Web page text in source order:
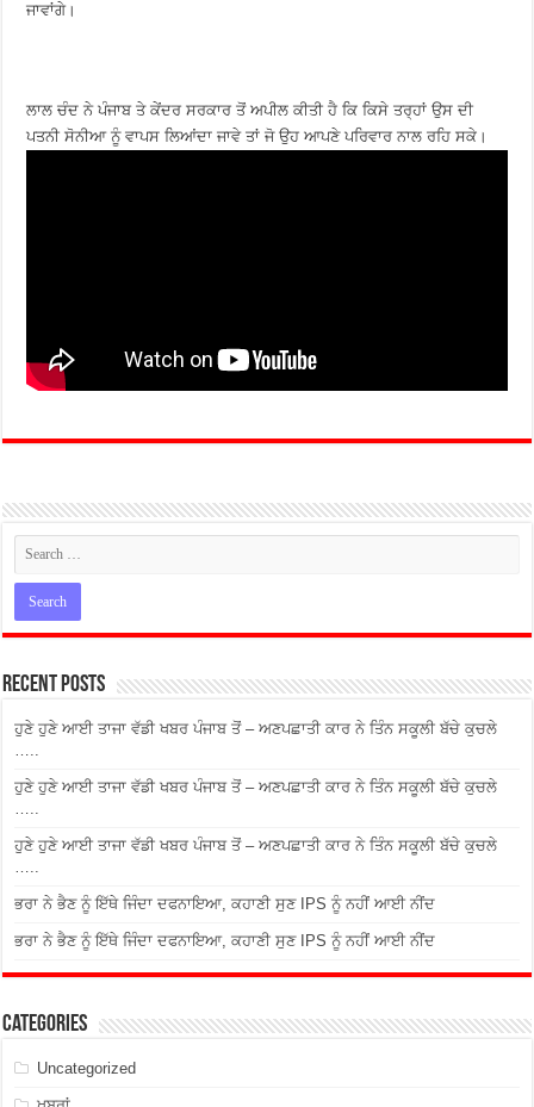
ਜਾਵਾਂਗੇ।
ਲਾਲ ਚੰਦ ਨੇ ਪੰਜਾਬ ਤੇ ਕੇਂਦਰ ਸਰਕਾਰ ਤੋਂ ਅਪੀਲ ਕੀਤੀ ਹੈ ਕਿ ਕਿਸੇ ਤਰ੍ਹਾਂ ਉਸ ਦੀ
ਪਤਨੀ ਸੋਨੀਆ ਨੂੰ ਵਾਪਸ ਲਿਆਂਦਾ ਜਾਵੇ ਤਾਂ ਜੋ ਉਹ ਆਪਣੇ ਪਰਿਵਾਰ ਨਾਲ ਰਹਿ ਸਕੇ।
Recent Posts
ਹੁਣੇ ਹੁਣੇ ਆਈ ਤਾਜਾ ਵੱਡੀ ਖਬਰ ਪੰਜਾਬ ਤੋਂ – ਅਣਪਛਾਤੀ ਕਾਰ ਨੇ ਤਿੰਨ ਸਕੂਲੀ ਬੱਚੇ ਕੁਚਲੇ
…..
ਹੁਣੇ ਹੁਣੇ ਆਈ ਤਾਜਾ ਵੱਡੀ ਖਬਰ ਪੰਜਾਬ ਤੋਂ – ਅਣਪਛਾਤੀ ਕਾਰ ਨੇ ਤਿੰਨ ਸਕੂਲੀ ਬੱਚੇ ਕੁਚਲੇ
…..
ਹੁਣੇ ਹੁਣੇ ਆਈ ਤਾਜਾ ਵੱਡੀ ਖਬਰ ਪੰਜਾਬ ਤੋਂ – ਅਣਪਛਾਤੀ ਕਾਰ ਨੇ ਤਿੰਨ ਸਕੂਲੀ ਬੱਚੇ ਕੁਚਲੇ
…..
ਭਰਾ ਨੇ ਭੈਣ ਨੂੰ ਇੱਥੇ ਜਿੰਦਾ ਦਫਨਾਇਆ, ਕਹਾਣੀ ਸੁਣ IPS ਨੂੰ ਨਹੀਂ ਆਈ ਨੀਂਦ
ਭਰਾ ਨੇ ਭੈਣ ਨੂੰ ਇੱਥੇ ਜਿੰਦਾ ਦਫਨਾਇਆ, ਕਹਾਣੀ ਸੁਣ IPS ਨੂੰ ਨਹੀਂ ਆਈ ਨੀਂਦ
Categories
Uncategorized